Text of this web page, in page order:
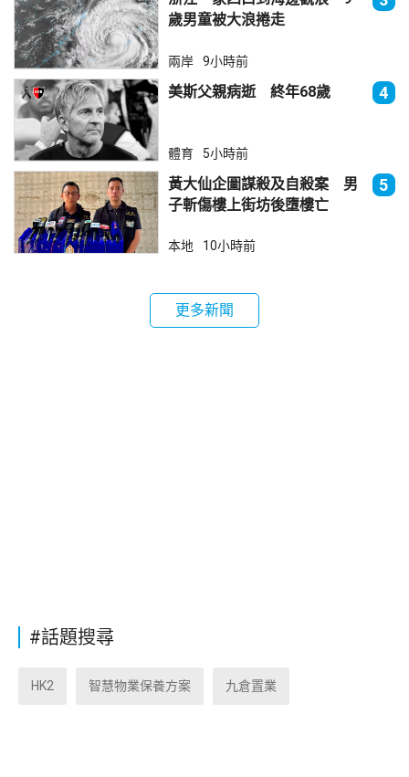
歲男童被大浪捲走
兩岸 9小時前
美斯父親病逝 終年68歲 4
體育 5小時前
黃大仙企圖謀殺及自殺案 男
子斬傷樓上街坊後墮樓亡
5
本地 10小時前
更多新聞
#話題搜尋
HK2 智慧物業保養方案 九倉置業